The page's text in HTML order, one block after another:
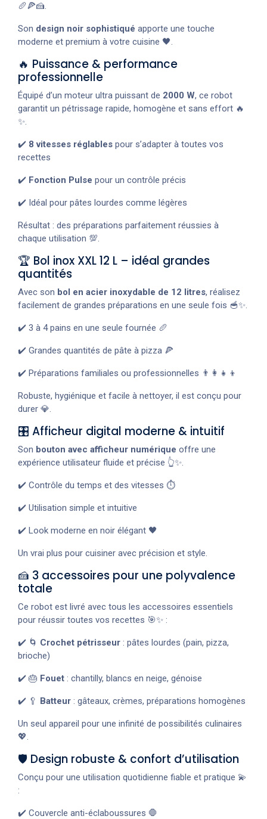
🥖🍕🍰.
Son design noir sophistiqué apporte une touche
moderne et premium à votre cuisine 🖤.
🔥 Puissance & performance
professionnelle
Équipé d’un moteur ultra puissant de 2000 W, ce robot
garantit un pétrissage rapide, homogène et sans effort 🔥
✨.
✔️ 8 vitesses réglables pour s’adapter à toutes vos
recettes
✔️ Fonction Pulse pour un contrôle précis
✔️ Idéal pour pâtes lourdes comme légères
Résultat : des préparations parfaitement réussies à
chaque utilisation 💯.
🏆 Bol inox XXL 12 L – idéal grandes
quantités
Avec son bol en acier inoxydable de 12 litres, réalisez
facilement de grandes préparations en une seule fois 🥣✨.
✔️ 3 à 4 pains en une seule fournée 🥖
✔️ Grandes quantités de pâte à pizza 🍕
✔️ Préparations familiales ou professionnelles 👨‍👩‍👧‍👦
Robuste, hygiénique et facile à nettoyer, il est conçu pour
durer 💎.
🎛️ Afficheur digital moderne & intuitif
Son bouton avec afficheur numérique offre une
expérience utilisateur fluide et précise 👆✨.
✔️ Contrôle du temps et des vitesses ⏱️
✔️ Utilisation simple et intuitive
✔️ Look moderne en noir élégant 🖤
Un vrai plus pour cuisiner avec précision et style.
🍰 3 accessoires pour une polyvalence
totale
Ce robot est livré avec tous les accessoires essentiels
pour réussir toutes vos recettes 🎯✨ :
✔️ 🌀 Crochet pétrisseur : pâtes lourdes (pain, pizza,
brioche)
✔️ 🎂 Fouet : chantilly, blancs en neige, génoise
✔️ 🥄 Batteur : gâteaux, crèmes, préparations homogènes
Un seul appareil pour une infinité de possibilités culinaires
💖.
🛡️ Design robuste & confort d’utilisation
Conçu pour une utilisation quotidienne fiable et pratique 💫
:
✔️ Couvercle anti-éclaboussures 🛑